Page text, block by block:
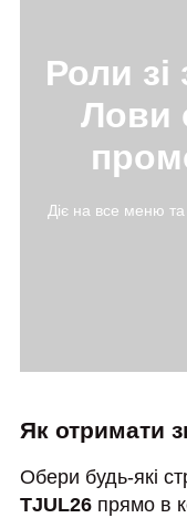
Роли
Лови
Діє на все меню
Як отримати
Обери будь-які
TJUL26 прямо в